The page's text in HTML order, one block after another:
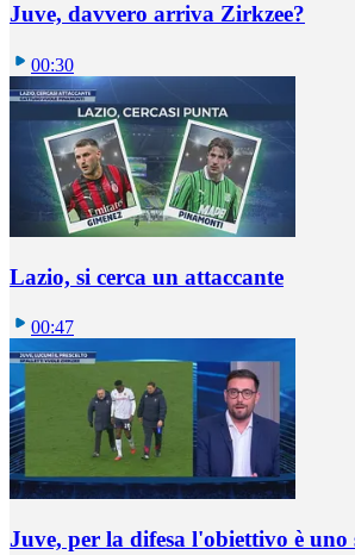
Juve, davvero arriva Zirkzee?
00:30
Lazio, si cerca un attaccante
00:47
Juve, per la difesa l'obiettivo è